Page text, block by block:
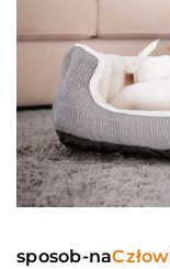
sposob-na